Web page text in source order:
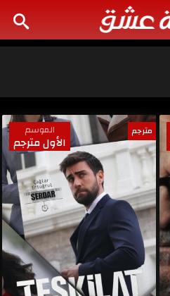
مترجم الموسم
الأول مترجم